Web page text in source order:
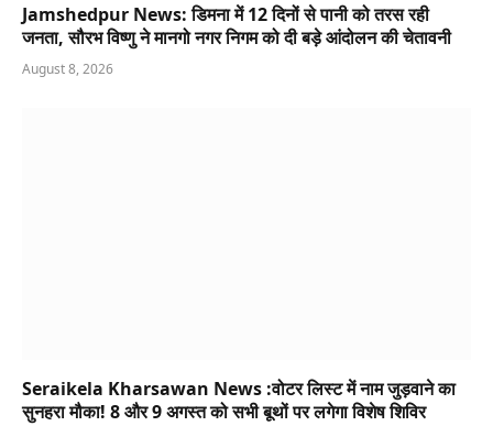
Jamshedpur News: डिमना में 12 दिनों से पानी को तरस रही
जनता, सौरभ विष्णु ने मानगो नगर निगम को दी बड़े आंदोलन की चेतावनी
August 8, 2026
Seraikela Kharsawan News :वोटर लिस्ट में नाम जुड़वाने का
सुनहरा मौका! 8 और 9 अगस्त को सभी बूथों पर लगेगा विशेष शिविर